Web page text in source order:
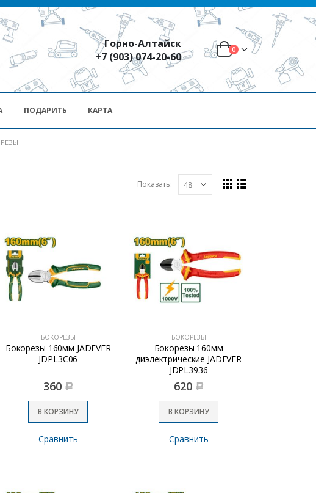
Горно-Алтайск
+7 (903) 074-20-60
0
ПОДАРИТЬ КАРТА
Показать:
БОКОРЕЗЫ
Бокорезы 160мм JADEVER
JDPL3C06
360 Р
В КОРЗИНУ
Сравнить
БОКОРЕЗЫ
Бокорезы 160мм
диэлектрические JADEVER
JDPL3936
620 Р
В КОРЗИНУ
Сравнить